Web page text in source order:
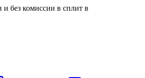
и без комиссии в сплит в